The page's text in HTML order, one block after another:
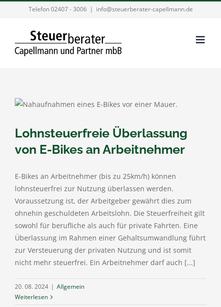
Telefon 02407 - 3006 | info@steuerberater-capellmann.de
Lohnsteuerfreie Überlassung
von E-Bikes an Arbeitnehmer
E-Bikes an Arbeitnehmer (bis zu 25km/h) können
lohnsteuerfrei zur Nutzung überlassen werden.
Voraussetzung ist, der Arbeitgeber gewährt dies zum
ohnehin geschuldeten Arbeitslohn. Die Steuerfreiheit gilt
sowohl für berufliche als auch für private Fahrten. Eine
Überlassung im Rahmen einer Gehaltsumwandlung führt
zur Versteuerung der privaten Nutzung und ist somit
nicht mehr steuerfrei. Ein Arbeitnehmer darf auch [...]
20. 08. 2024 | Allgemein
Weiterlesen